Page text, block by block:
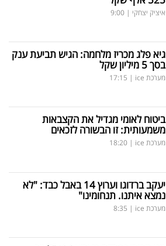
איציק יצחקי |
9:00
גיא פלג מכריז מלחמה: הגיש תביעת ענק
בסך 5 מיליון שקל
מערכת ice |
17:15
ביטוח לאומי מגדיל את הקצבאות
משמעותית: זו הבשורה לזכאים
מערכת ice |
18:20
יעקב ברדוגו וערוץ 14 באבל כבד: "לא
נמצא איתנו. תנחומינו"
מערכת ice |
8:35